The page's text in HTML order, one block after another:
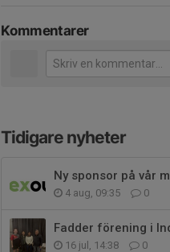
Kommentarer
Tidigare nyheter
Ny sponsor på vår
4 aug, 09:35 0
Fadder förening i
16 jul, 14:38 0